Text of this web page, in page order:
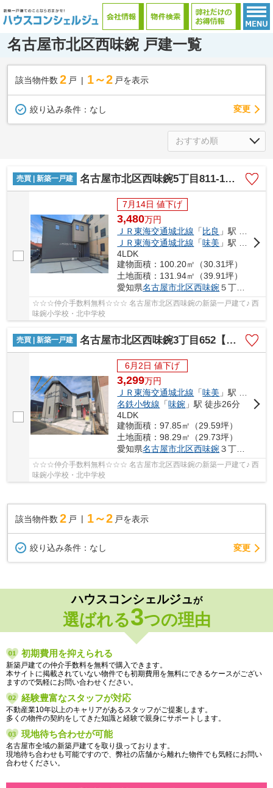
名古屋市北区西味鋺 戸建一覧
該当物件数 2 戸 1～2 戸を表示
絞り込み条件： なし 変更
売買 | 新築一戸建 名古屋市北区西味鋺5丁目811-1【仲介手数料無料】新築一戸建て 1号棟
7月14日 値下げ
3,480万円
ＪＲ東海交通城北線 「 比良 」駅 徒歩27分
ＪＲ東海交通城北線 「味美 」駅 徒歩29分
4LDK
建物面積：100.20㎡（30.31坪）
土地面積：131.94㎡（39.91坪）
愛知県名古屋市北区西味鋺５丁目811−1
☆☆☆仲介手数料無料☆☆☆ 名古屋市北区西味鋺の新築一戸建て♪ 西
味鋺小学校・北中学校
売買 | 新築一戸建 名古屋市北区西味鋺3丁目652【仲介手数料無料】新築一戸建て
6月2日 値下げ
3,299万円
ＪＲ東海交通城北線 「味美 」駅 徒歩23分
名鉄小牧線 「味鋺 」駅 徒歩26分
4LDK
建物面積：97.85㎡（29.59坪）
土地面積：98.29㎡（29.73坪）
愛知県名古屋市北区西味鋺３丁目652
☆☆☆仲介手数料無料☆☆☆ 名古屋市北区西味鋺の新築一戸建て♪ 西
味鋺小学校・北中学校
該当物件数 2 戸 1～2 戸を表示
絞り込み条件： なし 変更
ハウスコンシェルジュが
選ばれる3つの理由
初期費用を抑えられる
新築戸建ての仲介手数料を無料で購入できます。
本サイトに掲載されていない物件でも初期費用を無料にできるケースがござい
ますので気軽にお問い合わせください。
経験豊富なスタッフが対応
不動産業10年以上のキャリアがあるスタッフがご提案します。
多くの物件の契約をしてきた知識と経験で親身にサポートします。
現地待ち合わせが可能
名古屋市全域の新築戸建てを取り扱っております。
現地待ち合わせも可能ですので、弊社の店舗から離れた物件でも気軽にお問い
合わせください。